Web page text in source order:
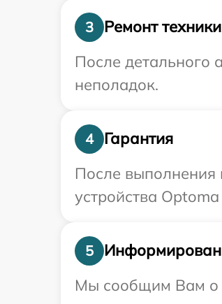
3
Ремонт техники
После детального
неполадок.
4
Гарантия
После выполнения
устройства
5
Мы сообщим Вам о